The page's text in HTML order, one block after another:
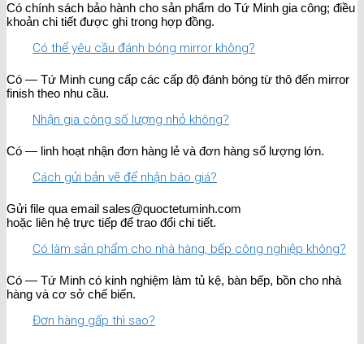
Có chính sách bảo hành cho sản phẩm do Tứ Minh gia công; điều
khoản chi tiết được ghi trong hợp đồng.
Có thể yêu cầu đánh bóng mirror không?
Có — Tứ Minh cung cấp các cấp độ đánh bóng từ thô đến mirror
finish theo nhu cầu.
Nhận gia công số lượng nhỏ không?
Có — linh hoạt nhận đơn hàng lẻ và đơn hàng số lượng lớn.
Cách gửi bản vẽ để nhận báo giá?
Gửi file qua email sales@quoctetuminh.com
hoặc liên hệ trực tiếp để trao đổi chi tiết.
Có làm sản phẩm cho nhà hàng, bếp công nghiệp không?
Có — Tứ Minh có kinh nghiệm làm tủ kệ, bàn bếp, bồn cho nhà
hàng và cơ sở chế biến.
Đơn hàng gấp thì sao?